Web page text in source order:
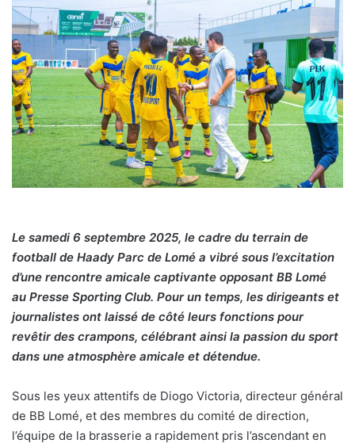
Le samedi 6 septembre 2025, le cadre du terrain de
football de Haady Parc de Lomé a vibré sous l’excitation
d’une rencontre amicale captivante opposant BB Lomé
au Presse Sporting Club. Pour un temps, les dirigeants et
journalistes ont laissé de côté leurs fonctions pour
revêtir des crampons, célébrant ainsi la passion du sport
dans une atmosphère amicale et détendue.
Sous les yeux attentifs de Diogo Victoria, directeur général
de BB Lomé, et des membres du comité de direction,
l’équipe de la brasserie a rapidement pris l’ascendant en